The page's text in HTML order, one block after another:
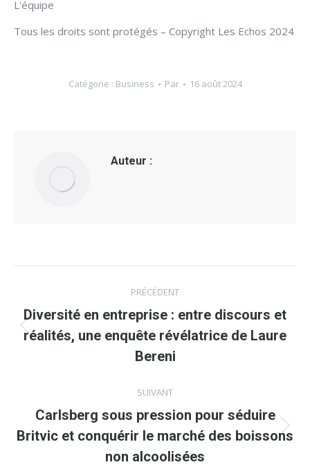
L'équipe
Tous les droits sont protégés – Copyright Les Echos 2024
Catégorie : Business Par 16 août 2024
Auteur :
article
PRÉCÉDENT
Article
précédent
Diversité en entreprise : entre discours et
réalités, une enquête révélatrice de Laure
Bereni
SUIVANT
Article
suivant
Carlsberg sous pression pour séduire
Britvic et conquérir le marché des boissons
non alcoolisées